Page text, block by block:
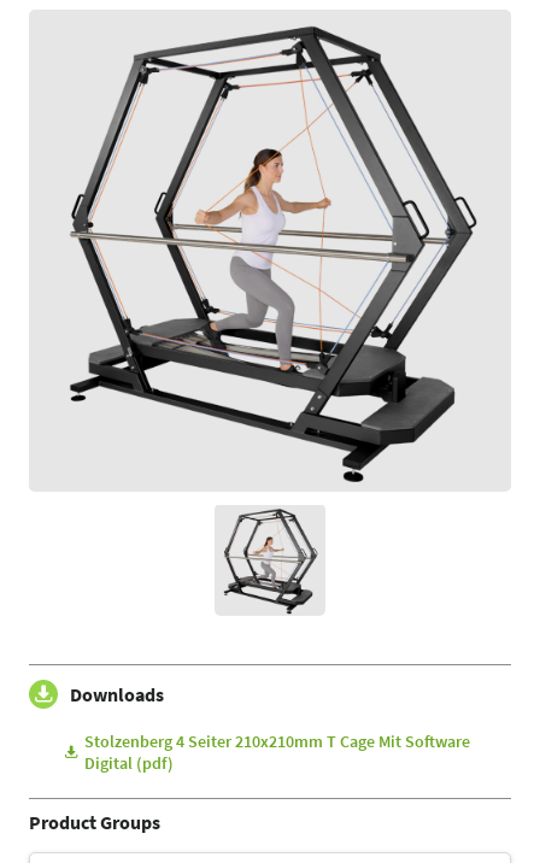
Downloads
Stolzenberg 4 Seiter 210x210mm T Cage Mit Software
Digital (pdf)
Product Groups